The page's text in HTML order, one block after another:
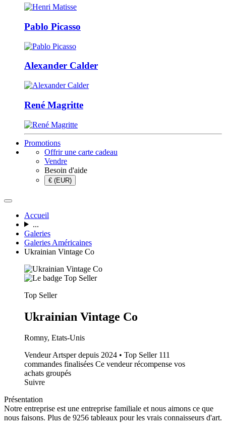
Pablo Picasso
Alexander Calder
René Magritte
Promotions
Offrir une carte cadeau
Vendre
Besoin d'aide
€ (EUR)
Accueil
...
Galeries
Galeries Américaines
Ukrainian Vintage Co
Top Seller
Ukrainian Vintage Co
Romny, Etats-Unis
Vendeur Artsper depuis 2024 • Top Seller 111
commandes finalisées Ce vendeur récompense vos
achats groupés
Suivre
Présentation
Notre entreprise est une entreprise familiale et nous aimons ce que
nous faisons. Plus de 9256 tableaux pour les vrais connaisseurs d'art.